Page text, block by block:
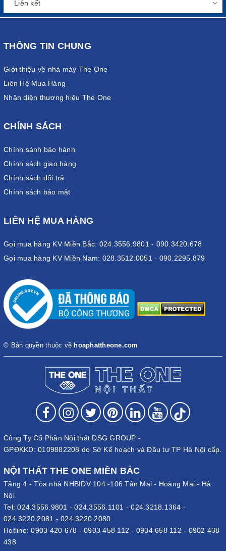
THÔNG TIN CHUNG
Giới thiệu về nhà máy The One
Liên Hệ Mua Hàng
Nhận diện thương hiệu The One
CHÍNH SÁCH
Chính sánh bảo hành
Chính sách giao hàng
Chính sách đổi trả
Chính sách bảo mật
LIÊN HỆ MUA HÀNG
Gọi mua hàng KV Miền Bắc: 024.3556.9801 - 090.3420.678
Gọi mua hàng KV Miền Nam: 028.3512.0051 - 090.2295.879
© Bản quyền thuộc về hoaphattheone.com
Công Ty Cổ Phần Nội thất DSG GROUP -
GPĐKKD: 0109882208 do Sở Kế hoạch và Đầu tư TP Hà Nội cấp.
NỘI THẤT THE ONE MIỀN BẮC
Tầng 4 - Tòa nhà NHBIDV 104 -106 Tân Mai - Hoàng Mai - Hà
Nội
Tel:024.3556.9801 -024.3556.1101 -024.3218.1364 -
024.3220.2081 - 024.3220.2080
Hotline:0903 420 678 - 0903 458 112 - 0934 658 112 - 0902 438
438